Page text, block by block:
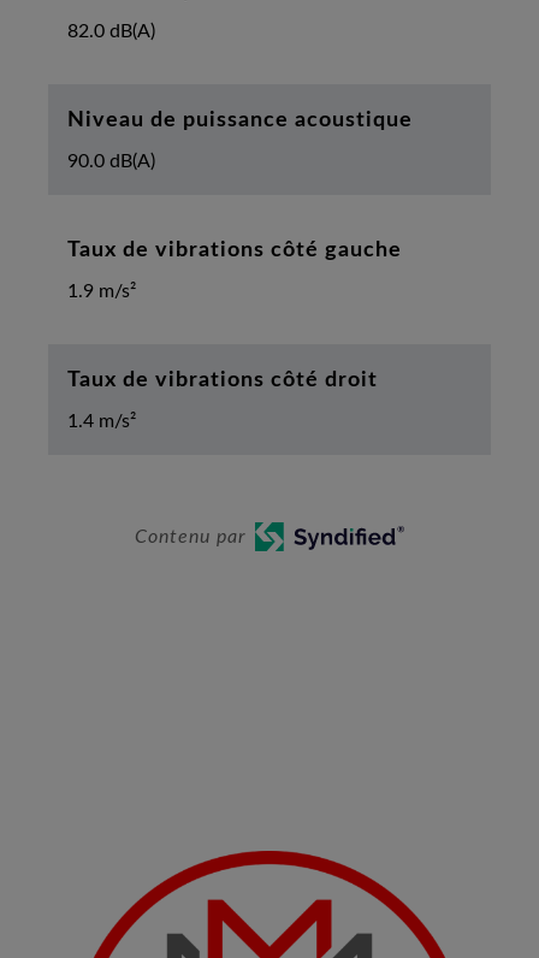
82.0 dB(A)
Niveau de puissance acoustique
90.0 dB(A)
Taux de vibrations côté gauche
1.9 m/s²
Taux de vibrations côté droit
1.4 m/s²
Contenu par